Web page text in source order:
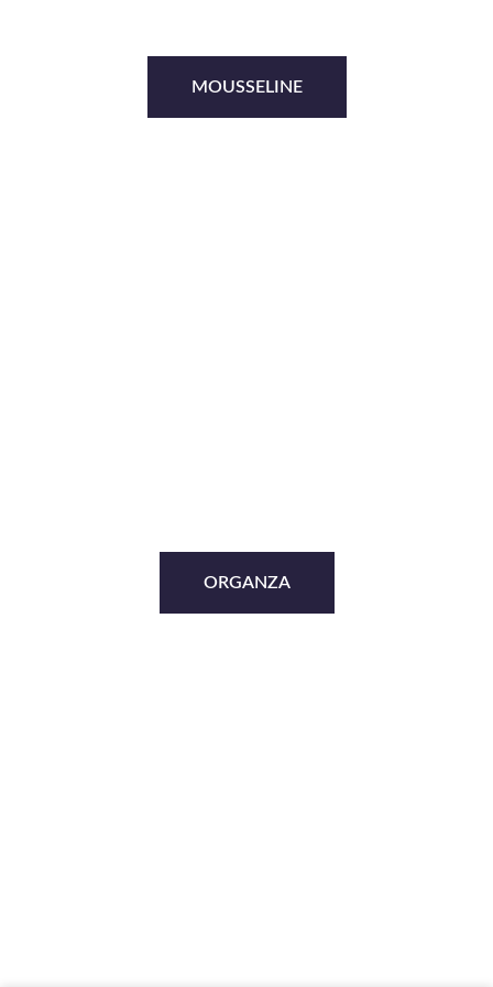
MOUSSELINE
ORGANZA